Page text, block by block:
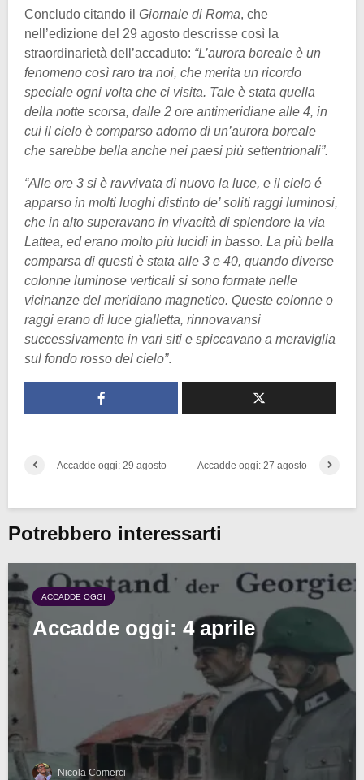
Concludo citando il Giornale di Roma, che
nell’edizione del 29 agosto descrisse così la
straordinarietà dell’accaduto: “L’aurora boreale è un
fenomeno così raro tra noi, che merita un ricordo
speciale ogni volta che ci visita. Tale è stata quella
della notte scorsa, dalle 2 ore antimeridiane alle 4, in
cui il cielo è comparso adorno di un’aurora boreale
che sarebbe bella anche nei paesi più settentrionali”.
“Alle ore 3 si è ravvivata di nuovo la luce, e il cielo é
apparso in molti luoghi distinto de’ soliti raggi luminosi,
che in alto superavano in vivacità di splendore la via
Lattea, ed erano molto più lucidi in basso. La più bella
comparsa di questi è stata alle 3 e 40, quando diverse
colonne luminose verticali si sono formate nelle
vicinanze del meridiano magnetico. Queste colonne o
raggi erano di luce gialletta, rinnovavansi
successivamente in vari siti e spiccavano a meraviglia
sul fondo rosso del cielo”.
Accadde oggi: 29 agosto Accadde oggi: 27 agosto
Potrebbero interessarti
ACCADDE OGGI
Accadde oggi: 4 aprile
Nicola Comerci